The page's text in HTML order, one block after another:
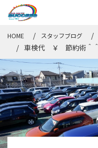
HOME スタッフブログ
車検代 ￥ 節約術＾＾